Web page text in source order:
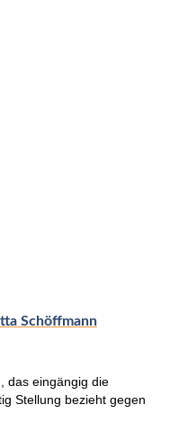
Schöffmann
das eingängig die
Stellung bezieht gegen